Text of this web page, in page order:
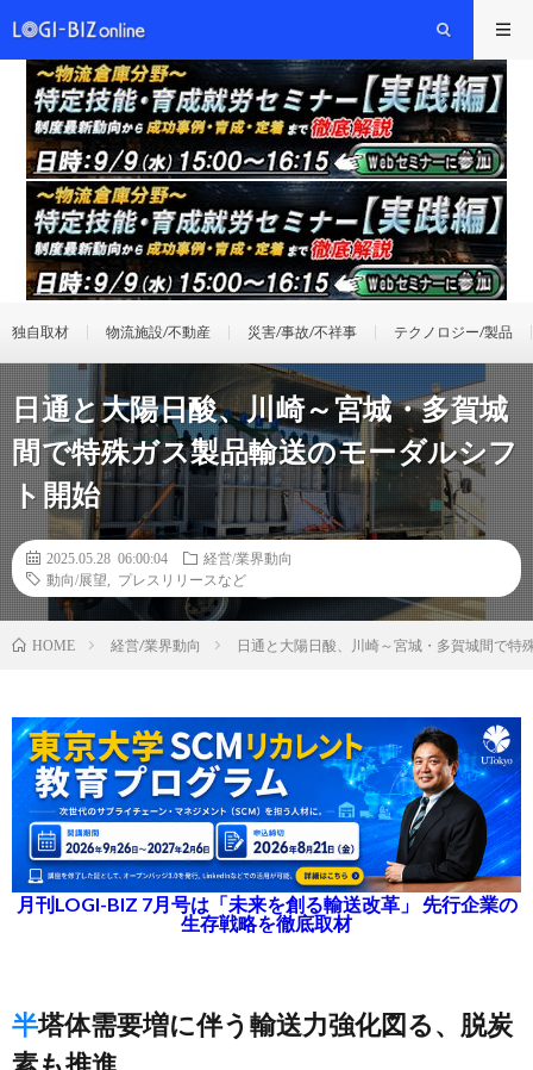
独自取材 物流施設/不動産 災害/事故/不祥事 テクノロジー/製品
日通と大陽日酸、川崎～宮城・多賀城
間で特殊ガス製品輸送のモーダルシフ
ト開始
2025.05.28 06:00:04
経営/業界動向
動向/展望
プレスリリースなど
HOME 経営/業界動向 日通と大陽日酸、川崎～宮城・多賀城間で特
月刊LOGI-BIZ 7月号は「未来を創る輸送改革」 先行企業の
生存戦略を徹底取材
半塔体需要増に伴う輸送力強化図る、脱炭
素も推進